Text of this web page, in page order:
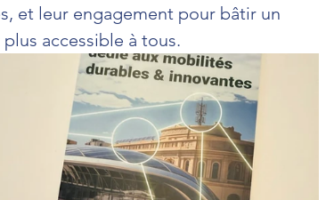
et leur engagement pour bâtir un
accessible à tous.